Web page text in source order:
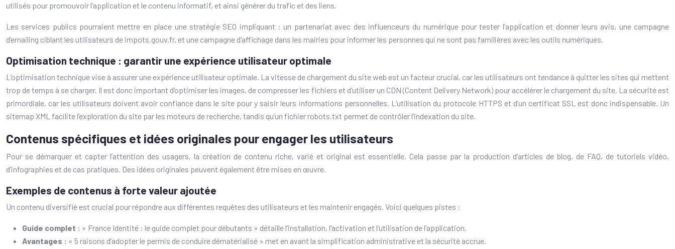
utilisés pour promouvoir l’application et le contenu informatif, et ainsi générer du trafic et des liens.
Les services publics pourraient mettre en place une stratégie SEO impliquant : un partenariat avec des influenceurs du numérique pour tester l’application et donner leurs avis, une campagne
d’emailing ciblant les utilisateurs de impots.gouv.fr, et une campagne d’affichage dans les mairies pour informer les personnes qui ne sont pas familières avec les outils numériques.
Optimisation technique : garantir une expérience utilisateur optimale
L’optimisation technique vise à assurer une expérience utilisateur optimale. La vitesse de chargement du site web est un facteur crucial, car les utilisateurs ont tendance à quitter les sites qui mettent
trop de temps à se charger. Il est donc important d’optimiser les images, de compresser les fichiers et d’utiliser un CDN (Content Delivery Network) pour accélérer le chargement du site. La sécurité est
primordiale, car les utilisateurs doivent avoir confiance dans le site pour y saisir leurs informations personnelles. L’utilisation du protocole HTTPS et d’un certificat SSL est donc indispensable. Un
sitemap XML facilite l’exploration du site par les moteurs de recherche, tandis qu’un fichier robots.txt permet de contrôler l’indexation du site.
Contenus spécifiques et idées originales pour engager les utilisateurs
Pour se démarquer et capter l’attention des usagers, la création de contenu riche, varié et original est essentielle. Cela passe par la production d’articles de blog, de FAQ, de tutoriels vidéo,
d’infographies et de cas pratiques. Des idées originales peuvent également être mises en œuvre.
Exemples de contenus à forte valeur ajoutée
Un contenu diversifié est crucial pour répondre aux différentes requêtes des utilisateurs et les maintenir engagés. Voici quelques pistes :
Guide complet : « France Identité : le guide complet pour débutants » détaille l’installation, l’activation et l’utilisation de l’application.
Avantages : « 5 raisons d’adopter le permis de conduire dématérialisé » met en avant la simplification administrative et la sécurité accrue.